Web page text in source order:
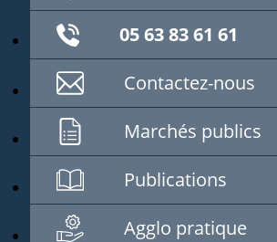
05 63 83 61 61
Contactez-nous
Marchés publics
Publications
Agglo pratique